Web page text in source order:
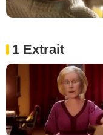
1 Extrait